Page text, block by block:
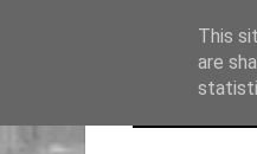
This
are